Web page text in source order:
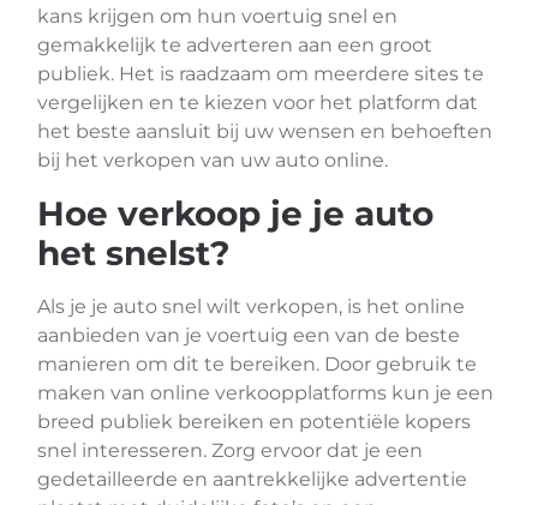
kans krijgen om hun voertuig snel en
gemakkelijk te adverteren aan een groot
publiek. Het is raadzaam om meerdere sites te
vergelijken en te kiezen voor het platform dat
het beste aansluit bij uw wensen en behoeften
bij het verkopen van uw auto online.
Hoe verkoop je je auto
het snelst?
Als je je auto snel wilt verkopen, is het online
aanbieden van je voertuig een van de beste
manieren om dit te bereiken. Door gebruik te
maken van online verkoopplatforms kun je een
breed publiek bereiken en potentiële kopers
snel interesseren. Zorg ervoor dat je een
gedetailleerde en aantrekkelijke advertentie